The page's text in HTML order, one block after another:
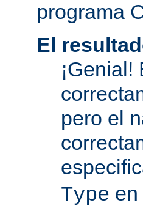
programa
El
pero el
Type en